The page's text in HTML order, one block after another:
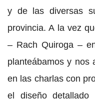
y de las diversas
provincia. A la vez
– Rach Quiroga –
planteábamos y nos
en las charlas con
el diseño